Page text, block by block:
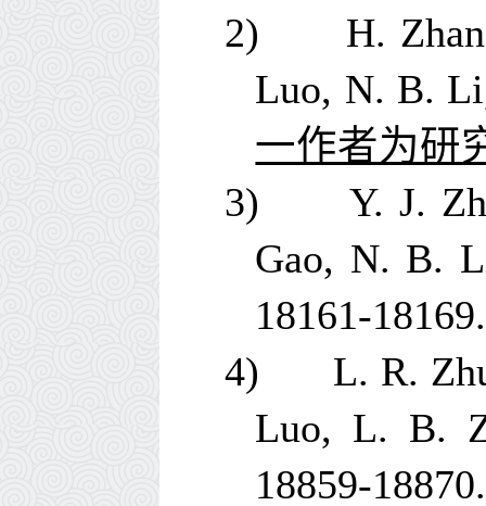
2)
H.
Luo, N. B.
一作者为研
3)
Y. J.
Gao, N. B.
18161-
4)
L. R.
Luo, L. B.
18859-